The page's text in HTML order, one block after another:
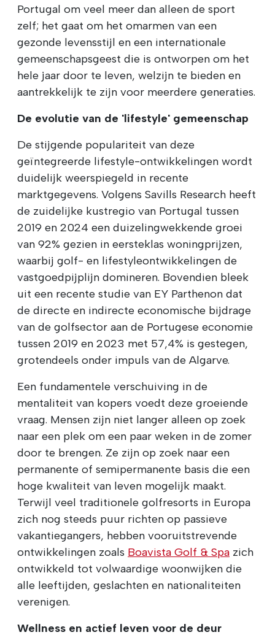
Portugal om veel meer dan alleen de sport
zelf; het gaat om het omarmen van een
gezonde levensstijl en een internationale
gemeenschapsgeest die is ontworpen om het
hele jaar door te leven, welzijn te bieden en
aantrekkelijk te zijn voor meerdere generaties.
De evolutie van de 'lifestyle' gemeenschap
De stijgende populariteit van deze
geïntegreerde lifestyle-ontwikkelingen wordt
duidelijk weerspiegeld in recente
marktgegevens. Volgens Savills Research heeft
de zuidelijke kustregio van Portugal tussen
2019 en 2024 een duizelingwekkende groei
van 92% gezien in eersteklas woningprijzen,
waarbij golf- en lifestyleontwikkelingen de
vastgoedpijplijn domineren. Bovendien bleek
uit een recente studie van EY Parthenon dat
de directe en indirecte economische bijdrage
van de golfsector aan de Portugese economie
tussen 2019 en 2023 met 57,4% is gestegen,
grotendeels onder impuls van de Algarve.
Een fundamentele verschuiving in de
mentaliteit van kopers voedt deze groeiende
vraag. Mensen zijn niet langer alleen op zoek
naar een plek om een paar weken in de zomer
door te brengen. Ze zijn op zoek naar een
permanente of semipermanente basis die een
hoge kwaliteit van leven mogelijk maakt.
Terwijl veel traditionele golfresorts in Europa
zich nog steeds puur richten op passieve
vakantiegangers, hebben vooruitstrevende
ontwikkelingen zoals Boavista Golf & Spa zich
ontwikkeld tot volwaardige woonwijken die
alle leeftijden, geslachten en nationaliteiten
verenigen.
Wellness en actief leven voor de deur